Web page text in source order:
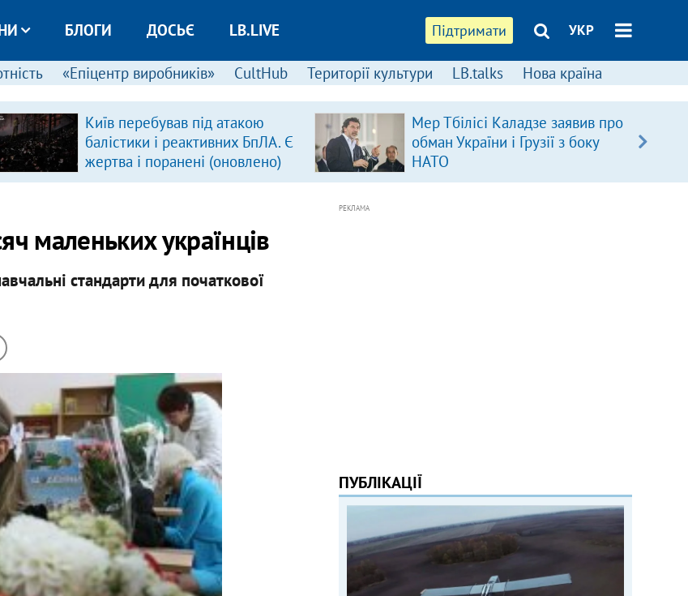
Підтримати УКР
БЛОГИ ДОСЬЄ LB.LIVE
«Епіцентр виробників» CultHub Території культури LB.talks Нова країна
Київ перебував під атакою
балістики і реактивних БпЛА. Є
жертва і поранені (оновлено)
Мер Тбілісі Каладзе заявив про
обман України і Грузії з боку
НАТО
маленьких українців
стандарти для початкової
РЕКЛАМА
ПУБЛІКАЦІЇ